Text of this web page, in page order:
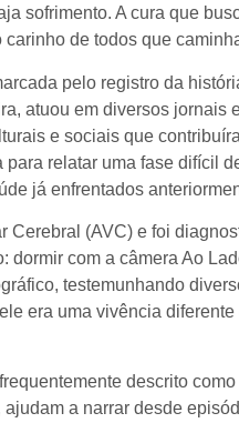
sofrimento. A cura que
de todos que
pelo registro da
atuou em diversos jornais
e sociais que
relatar uma fase difícil
já enfrentados
Cerebral (AVC) e foi
com a câmera Ao
testemunhando
era uma vivência
descrito
a narrar desde